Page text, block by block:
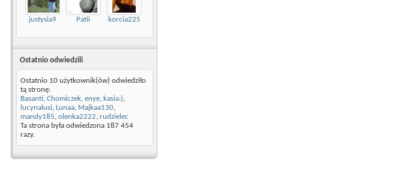
justysia9 Patii korcia225
Ostatnio odwiedzili
Ostatnio 10 użytkownik(ów) odwiedziło
tą stronę:
Basanti, Chomiczek, enye, kasia:),
lucynalusi, Lunaa, Majkaa130,
mandy185, olenka2222, rudzielec
Ta strona była odwiedzona 187 454
razy.